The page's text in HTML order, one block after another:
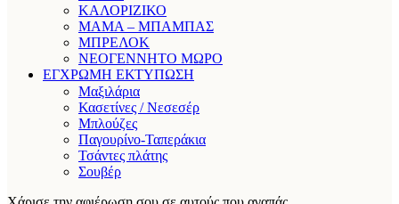
ΚΑΛΟΡΙΖΙΚΟ
ΜΑΜΑ – ΜΠΑΜΠΑΣ
ΜΠΡΕΛΟΚ
ΝΕΟΓΕΝΝΗΤΟ ΜΩΡΟ
ΕΓΧΡΩΜΗ ΕΚΤΥΠΩΣΗ
Μαξιλάρια
Κασετίνες / Νεσεσέρ
Μπλούζες
Παγουρίνο-Ταπεράκια
Τσάντες πλάτης
Σουβέρ